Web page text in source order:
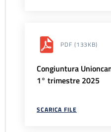
PDF (133KB)
Congiuntura
1° trimestre 2025
SCARICA FILE